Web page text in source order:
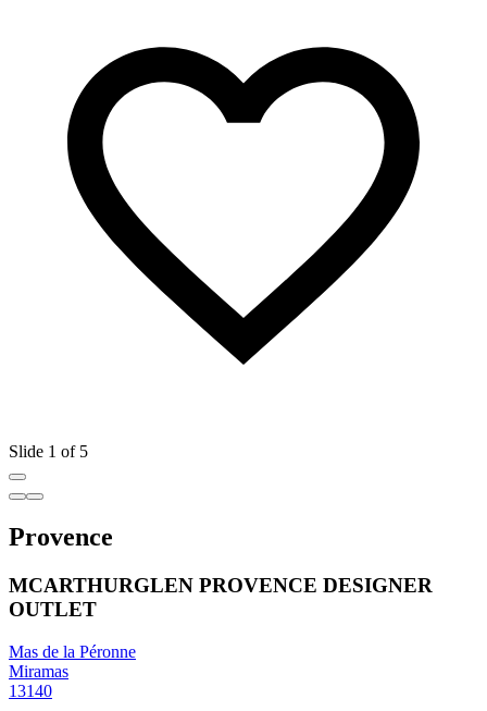
Slide 1 of 5
Provence
MCARTHURGLEN PROVENCE DESIGNER
OUTLET
Mas de la Péronne
Miramas
13140